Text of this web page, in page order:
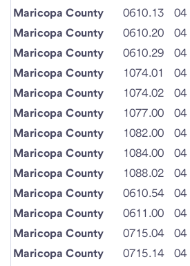
Maricopa County
0610.13 04
Maricopa County
0610.20 04
Maricopa County
0610.29 04
Maricopa County
1074.01 04
Maricopa County
1074.02 04
Maricopa County
1077.00 04
Maricopa County
1082.00 04
Maricopa County
1084.00 04
Maricopa County
1088.02 04
Maricopa County
0610.54 04
Maricopa County
0611.00 04
Maricopa County
0715.04 04
Maricopa County
0715.14 04